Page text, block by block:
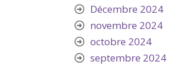
Décembre 2024
novembre 2024
octobre 2024
septembre 2024